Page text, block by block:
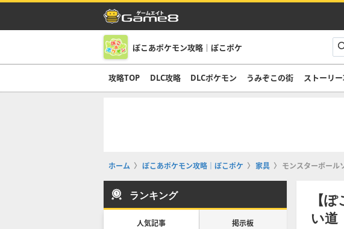
ぽこあポケモン攻略｜ぽこポケ
攻略TOP DLC攻略 DLCポケモン うみぞこの街 ストーリ
ホーム ぽこあポケモン攻略｜ぽこポケ 家具 モンスターボール
【
い道
ランキング
人気記事 掲示板